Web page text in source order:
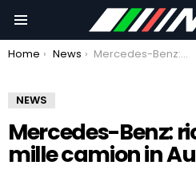
You are here:
Home News Mercedes-Benz: richiamo per mille camion in Australia
NEWS
Mercedes-Benz:
mille camion in